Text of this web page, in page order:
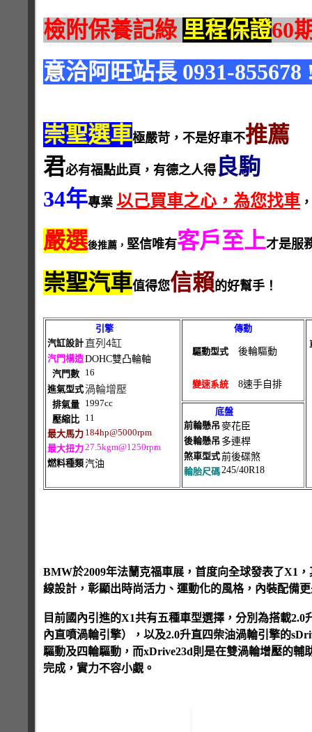
檢附保養記綠 里程保證60
意洽阿旺站長 0931-855678
崇聖選車極嚴苛，不是好車不推薦
君必有福點此頁，有德之人得 良駒
34年專業 以己買車之心，為您找車
嚴選後推薦， 堅信唯有客戶至上才是服
崇聖汽車值得您信賴 的好幫手！
引擎
汽缸設計 直列4缸
汽門構造DOHC雙凸輪軸
汽門數
16
進氣型式渦輪增壓
排氣量
1997cc
壓縮比
11
最大馬力 184hp@5000rpm
最大扭力27.5kgm@1250rpm
燃料種類汽油
傳動
驅動型式 後輪驅動
變速系統 8速手 自 排
底盤
前輪懸吊 麥花臣
後輪懸吊 多連桿
煞車型式前後碟煞
輪胎尺碼245/40R18
BMW於2009年法蘭克福車展，首度向全球發表了X1
線設計，彰顯出時尚活力、運動化的風格，內裝配備
目前國內引進的X1共有五種車型選擇，分別為搭載2.0
內直噴渦輪引擎），以及2.0升直四柴油渦輪引擎的
驅動及四輪驅動，而xDrive23d則是在雙渦輪增壓的輔
完成，實力不容小覷。